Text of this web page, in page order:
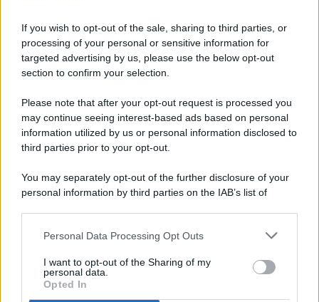
If you wish to opt-out of the sale, sharing to third parties, or
processing of your personal or sensitive information for
targeted advertising by us, please use the below opt-out
section to confirm your selection.
Please note that after your opt-out request is processed you
may continue seeing interest-based ads based on personal
information utilized by us or personal information disclosed to
third parties prior to your opt-out.
You may separately opt-out of the further disclosure of your
personal information by third parties on the IAB’s list of
This information may also be disclosed by us to third parties
disclose it to other third parties.
Personal Data Processing Opt Outs
I want to opt-out of the Sharing of my
personal data.
Opted In
© 2026 - Pianeta Design - P.IVA 04827280654 - Testata
Registrata Al Tribunale Di Nocera Inferiore N. 8/2020 - RG N.
ISCRIZIONE AL ROC N. 35792 – ISCRITTA ALL’ANSO
(ASSOCIAZIONE NAZIONALE STAMPA ONLINE)
PREFERENZE PRIVACY